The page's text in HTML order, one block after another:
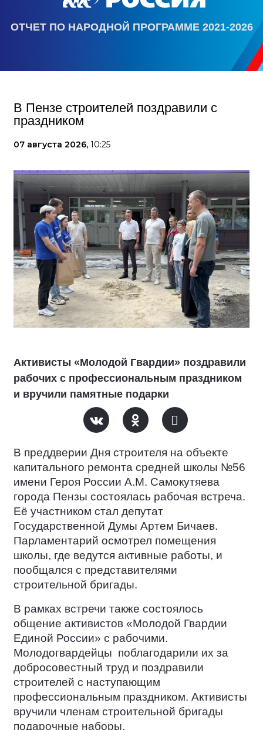
ОТЧЕТ ПО НАРОДНОЙ ПРОГРАММЕ 2021-2026
В Пензе строителей поздравили с
праздником
07 августа 2026, 10:25
Активисты «Молодой Гвардии» поздравили
рабочих с профессиональным праздником
и вручили памятные подарки
В преддверии Дня строителя на объекте
капитального ремонта средней школы №56
имени Героя России А.М. Самокутяева
города Пензы состоялась рабочая встреча.
Её участником стал депутат
Государственной Думы Артем Бичаев.
Парламентарий осмотрел помещения
школы, где ведутся активные работы, и
пообщался с представителями
строительной бригады.
В рамках встречи также состоялось
общение активистов «Молодой Гвардии
Единой России» с рабочими.
Молодогвардейцы поблагодарили их за
добросовестный труд и поздравили
строителей с наступающим
профессиональным праздником. Активисты
вручили членам строительной бригады
подарочные наборы.